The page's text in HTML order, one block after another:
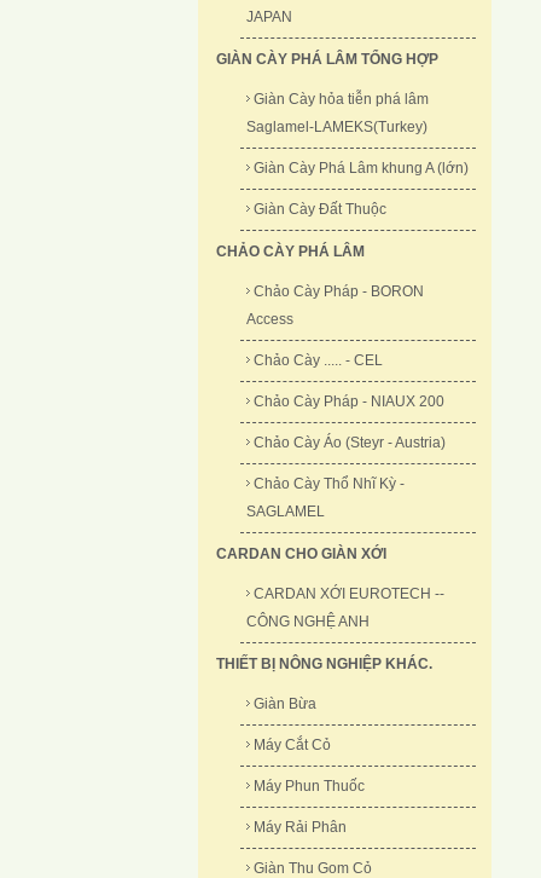
JAPAN
GIÀN CÀY PHÁ LÂM TỔNG HỢP
Giàn Cày hỏa tiễn phá lâm
Saglamel-LAMEKS(Turkey)
Giàn Cày Phá Lâm khung A (lớn)
Giàn Cày Đất Thuộc
CHẢO CÀY PHÁ LÂM
Chảo Cày Pháp - BORON
Access
Chảo Cày ..... - CEL
Chảo Cày Pháp - NIAUX 200
Chảo Cày Áo (Steyr - Austria)
Chảo Cày Thổ Nhĩ Kỳ -
SAGLAMEL
CARDAN CHO GIÀN XỚI
CARDAN XỚI EUROTECH --
CÔNG NGHỆ ANH
THIẾT BỊ NÔNG NGHIỆP KHÁC.
Giàn Bừa
Máy Cắt Cỏ
Máy Phun Thuốc
Máy Rải Phân
Giàn Thu Gom Cỏ